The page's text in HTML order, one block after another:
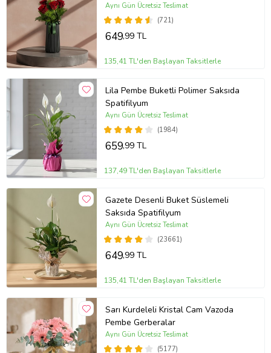
(721)
Aynı Gün Ücretsiz Teslimat
649,99 TL
135,41 TL'den Başlayan Taksitlerle
Lila Pembe Buketli Polimer Saksıda
Spatifilyum
(1984)
Aynı Gün Ücretsiz Teslimat
659,99 TL
137,49 TL'den Başlayan Taksitlerle
Gazete Desenli Buket Süslemeli
Saksıda Spatifilyum
(23661)
Aynı Gün Ücretsiz Teslimat
649,99 TL
135,41 TL'den Başlayan Taksitlerle
Sarı Kurdeleli Kristal Cam Vazoda
Pembe Gerberalar
(5177)
Aynı Gün Ücretsiz Teslimat